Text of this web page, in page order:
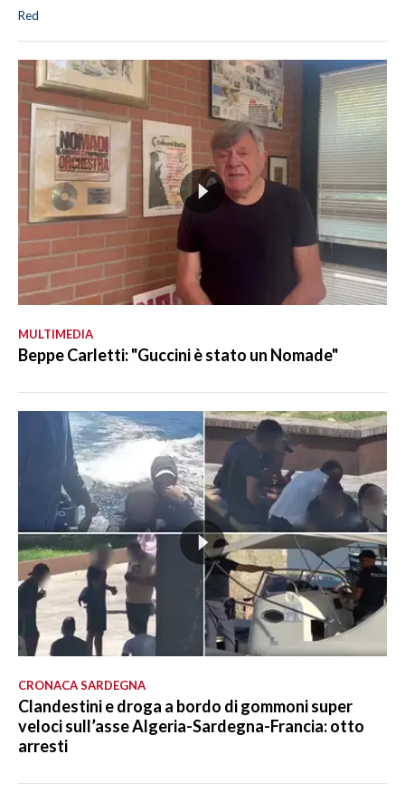
Red
MULTIMEDIA
Beppe Carletti: "Guccini è stato un Nomade"
CRONACA SARDEGNA
Clandestini e droga a bordo di gommoni super
veloci sull’asse Algeria-Sardegna-Francia: otto
arresti